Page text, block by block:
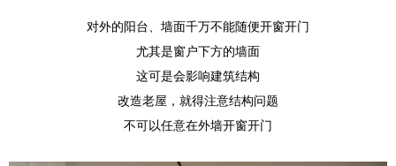
对外的阳台、墙面千万不能随便开窗开门
尤其是窗户下方的墙面
这可是会影响建筑结构
改造老屋，就得注意结构问题
不可以任意在外墙开窗开门